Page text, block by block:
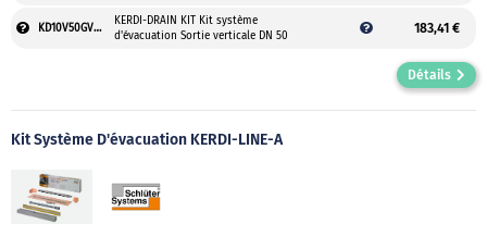
KD10V50GVED3
KERDI-DRAIN KIT Kit système
d'évacuation Sortie verticale DN 50
183,41 €
Détails
Kit Système D'évacuation KERDI-LINE-A